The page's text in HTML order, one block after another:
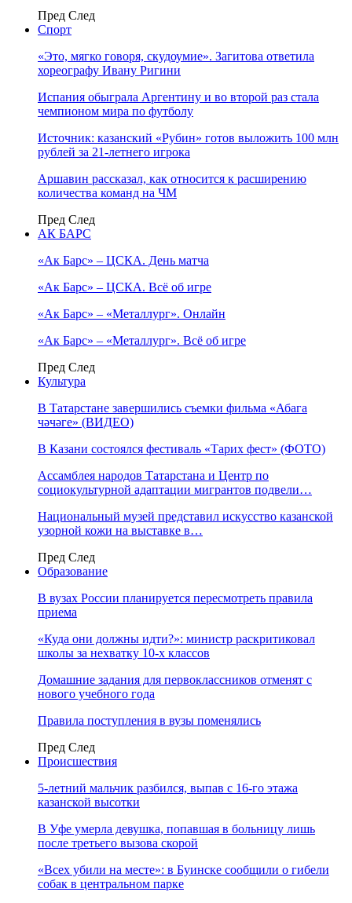
Пред След
Спорт
«Это, мягко говоря, скудоумие». Загитова ответила
хореографу Ивану Ригини
Испания обыграла Аргентину и во второй раз стала
чемпионом мира по футболу
Источник: казанский «Рубин» готов выложить 100 млн
рублей за 21-летнего игрока
Аршавин рассказал, как относится к расширению
количества команд на ЧМ
Пред След
АК БАРС
«Ак Барс» – ЦСКА. День матча
«Ак Барс» – ЦСКА. Всё об игре
«Ак Барс» – «Металлург». Онлайн
«Ак Барс» – «Металлург». Всё об игре
Пред След
Культура
В Татарстане завершились съемки фильма «Абага
чәчәге» (ВИДЕО)
В Казани состоялся фестиваль «Тарих фест» (ФОТО)
Ассамблея народов Татарстана и Центр по
социокультурной адаптации мигрантов подвели…
Национальный музей представил искусство казанской
узорной кожи на выставке в…
Пред След
Образование
В вузах России планируется пересмотреть правила
приема
«Куда они должны идти?»: министр раскритиковал
школы за нехватку 10-х классов
Домашние задания для первоклассников отменят с
нового учебного года
Правила поступления в вузы поменялись
Пред След
Происшествия
5-летний мальчик разбился, выпав с 16-го этажа
казанской высотки
В Уфе умерла девушка, попавшая в больницу лишь
после третьего вызова скорой
«Всех убили на месте»: в Буинске сообщили о гибели
собак в центральном парке